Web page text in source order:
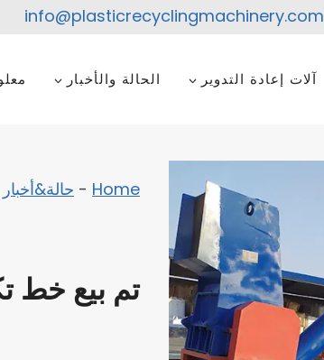
info@plasticrecyclingmachinery.com
آلات إعادة التدوير الحالة والأخبار
Home
- حالة&أخبار
تم بيع خط